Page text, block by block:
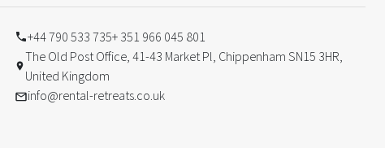
+44 790 533 735+ 351 966 045 801
The Old Post Office, 41-43 Market Pl, Chippenham SN15 3HR,
United Kingdom
info@rental-retreats.co.uk